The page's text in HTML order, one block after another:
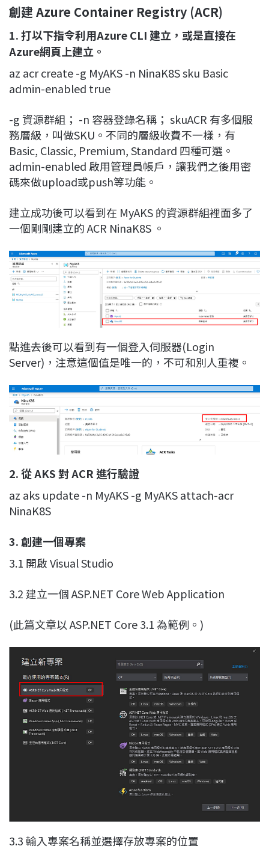
創建 Azure Container Registry (ACR)
1. 打以下指令利用Azure CLI 建立，或是直接在
Azure網頁上建立。
az acr create -g MyAKS -n NinaK8S sku Basic
admin-enabled true
-g 資源群組； -n 容器登錄名稱； skuACR 有多個服
務層級，叫做SKU。不同的層級收費不一樣，有
Basic, Classic, Premium, Standard 四種可選。
admin-enabled 啟用管理員帳戶，讓我們之後用密
碼來做upload或push等功能。
建立成功後可以看到在 MyAKS 的資源群組裡面多了
一個剛剛建立的 ACR NinaK8S 。
點進去後可以看到有一個登入伺服器(Login
Server)，注意這個值是唯一的，不可和別人重複。
2. 從 AKS 對 ACR 進行驗證
az aks update -n MyAKS -g MyAKS attach-acr
NinaK8S
3. 創建一個專案
3.1 開啟 Visual Studio
3.2 建立一個 ASP.NET Core Web Application
(此篇文章以 ASP.NET Core 3.1 為範例。)
3.3 輸入專案名稱並選擇存放專案的位置